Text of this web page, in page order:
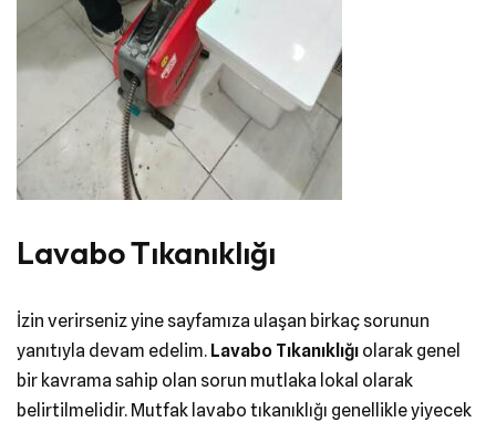
Lavabo Tıkanıklığı
İzin verirseniz yine sayfamıza ulaşan birkaç sorunun
yanıtıyla devam edelim. Lavabo Tıkanıklığı olarak genel
bir kavrama sahip olan sorun mutlaka lokal olarak
belirtilmelidir. Mutfak lavabo tıkanıklığı genellikle yiyecek